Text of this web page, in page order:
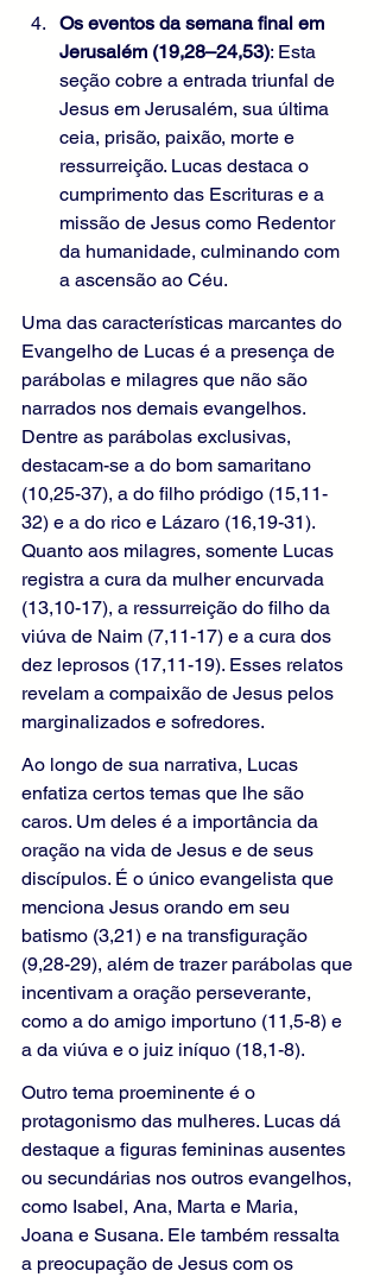
Os eventos da semana final em
Jerusalém (19,28–24,53): Esta
seção cobre a entrada triunfal de
Jesus em Jerusalém, sua última
ceia, prisão, paixão, morte e
ressurreição. Lucas destaca o
cumprimento das Escrituras e a
missão de Jesus como Redentor
da humanidade, culminando com
a ascensão ao Céu.
Uma das características marcantes do
Evangelho de Lucas é a presença de
parábolas e milagres que não são
narrados nos demais evangelhos.
Dentre as parábolas exclusivas,
destacam-se a do bom samaritano
(10,25-37), a do filho pródigo (15,11-
32) e a do rico e Lázaro (16,19-31).
Quanto aos milagres, somente Lucas
registra a cura da mulher encurvada
(13,10-17), a ressurreição do filho da
viúva de Naim (7,11-17) e a cura dos
dez leprosos (17,11-19). Esses relatos
revelam a compaixão de Jesus pelos
marginalizados e sofredores.
Ao longo de sua narrativa, Lucas
enfatiza certos temas que lhe são
caros. Um deles é a importância da
oração na vida de Jesus e de seus
discípulos. É o único evangelista que
menciona Jesus orando em seu
batismo (3,21) e na transfiguração
(9,28-29), além de trazer parábolas que
incentivam a oração perseverante,
como a do amigo importuno (11,5-8) e
a da viúva e o juiz iníquo (18,1-8).
Outro tema proeminente é o
protagonismo das mulheres. Lucas dá
destaque a figuras femininas ausentes
ou secundárias nos outros evangelhos,
como Isabel, Ana, Marta e Maria,
Joana e Susana. Ele também ressalta
a preocupação de Jesus com os